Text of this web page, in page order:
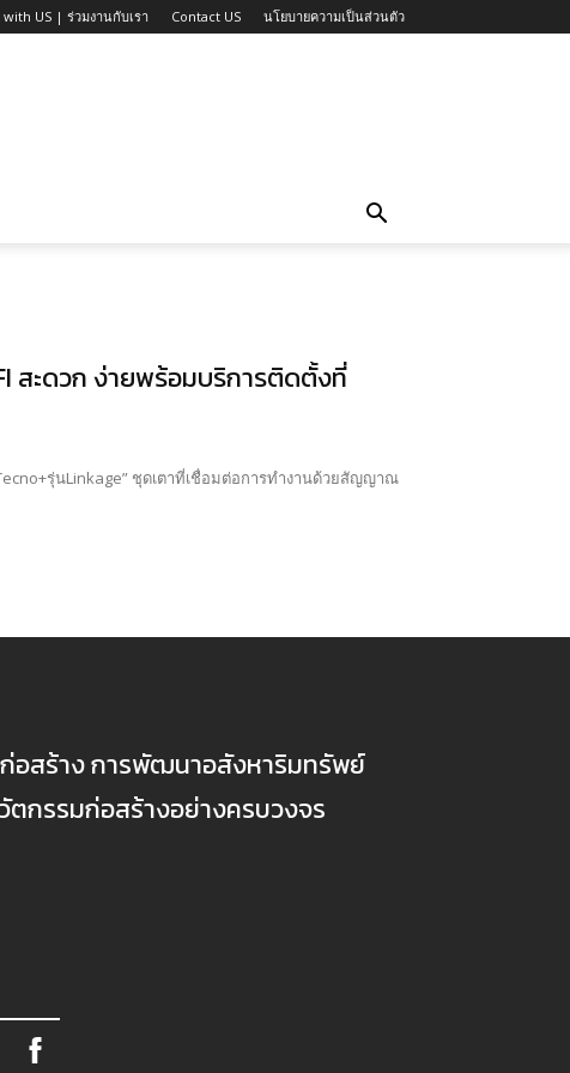
US | ร่วมงานกับเรา Contact US นโยบายความเป็นส่วนตัว
สะดวก ง่ายพร้อมบริการติดตั้งที่
รุ่นLinkage” ชุดเตาที่เชื่อมต่อการทำงานด้วยสัญญาณ
ก่อสร้าง การพัฒนาอสังหาริมทรัพย์
กรรมก่อสร้างอย่างครบวงจร